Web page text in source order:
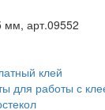
арт.09552
клей
для работы с